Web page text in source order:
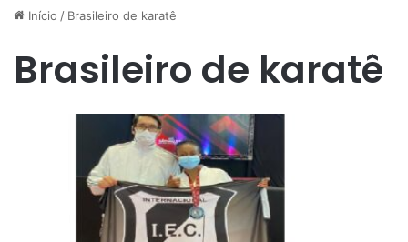
Início / Brasileiro de karatê
Brasileiro de karatê